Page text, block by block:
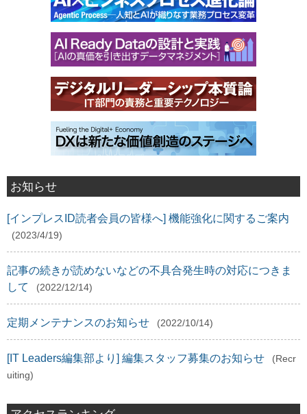
お知らせ
[インプレスID読者会員の皆様へ] 機能強化に関するご案内
(2023/4/19)
記事の続きが読めないなどの不具合発生時の対応につきま
して
(2022/12/14)
定期メンテナンスのお知らせ (2022/10/14)
[IT Leaders編集部より] 編集スタッフ募集のお知らせ
(Recr
uiting)